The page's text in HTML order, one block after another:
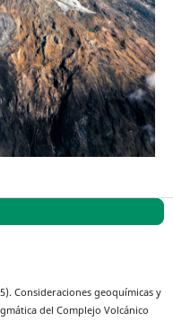
Consideraciones geoquímicas y
del Complejo Volcánico